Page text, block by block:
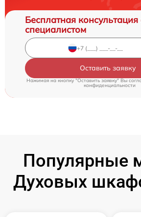
Бесплатная консультация
специалистом
Оставить заявку
Нажимая на кнопку "Оставить заявку" Вы
конфиденциальности
Популярные
Духовых